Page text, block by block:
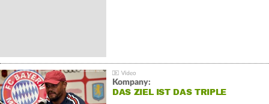
Kompany:
DAS ZIEL IST DAS TRIPLE